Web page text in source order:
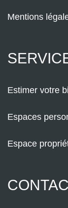
Mentions
Estimer votre
Espaces
Espace